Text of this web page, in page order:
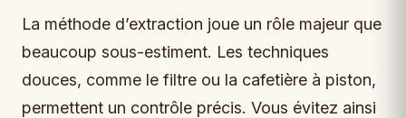
La méthode d’extraction joue un rôle majeur que
beaucoup sous-estiment. Les techniques
douces, comme le filtre ou la cafetière à piston,
permettent un contrôle précis. Vous évitez ainsi